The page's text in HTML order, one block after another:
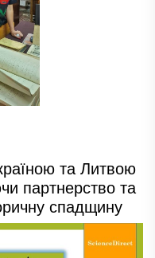
та Литвою
партнерство та
спадщину